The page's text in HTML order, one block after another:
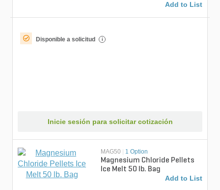
Add to List
Disponible a solicitud i
Inicie sesión para solicitar cotización
MAG50 1 Option
Magnesium Chloride Pellets
Ice Melt 50 lb. Bag
Add to List